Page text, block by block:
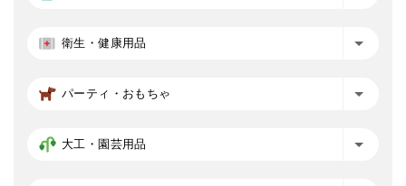
衛生・健康用品
パーティ・おもちゃ
大工・園芸用品